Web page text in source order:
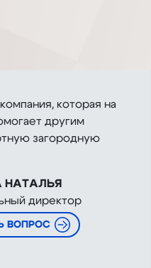
которая на
другим
загородную
НАТАЛЬЯ
директор
ВОПРОС